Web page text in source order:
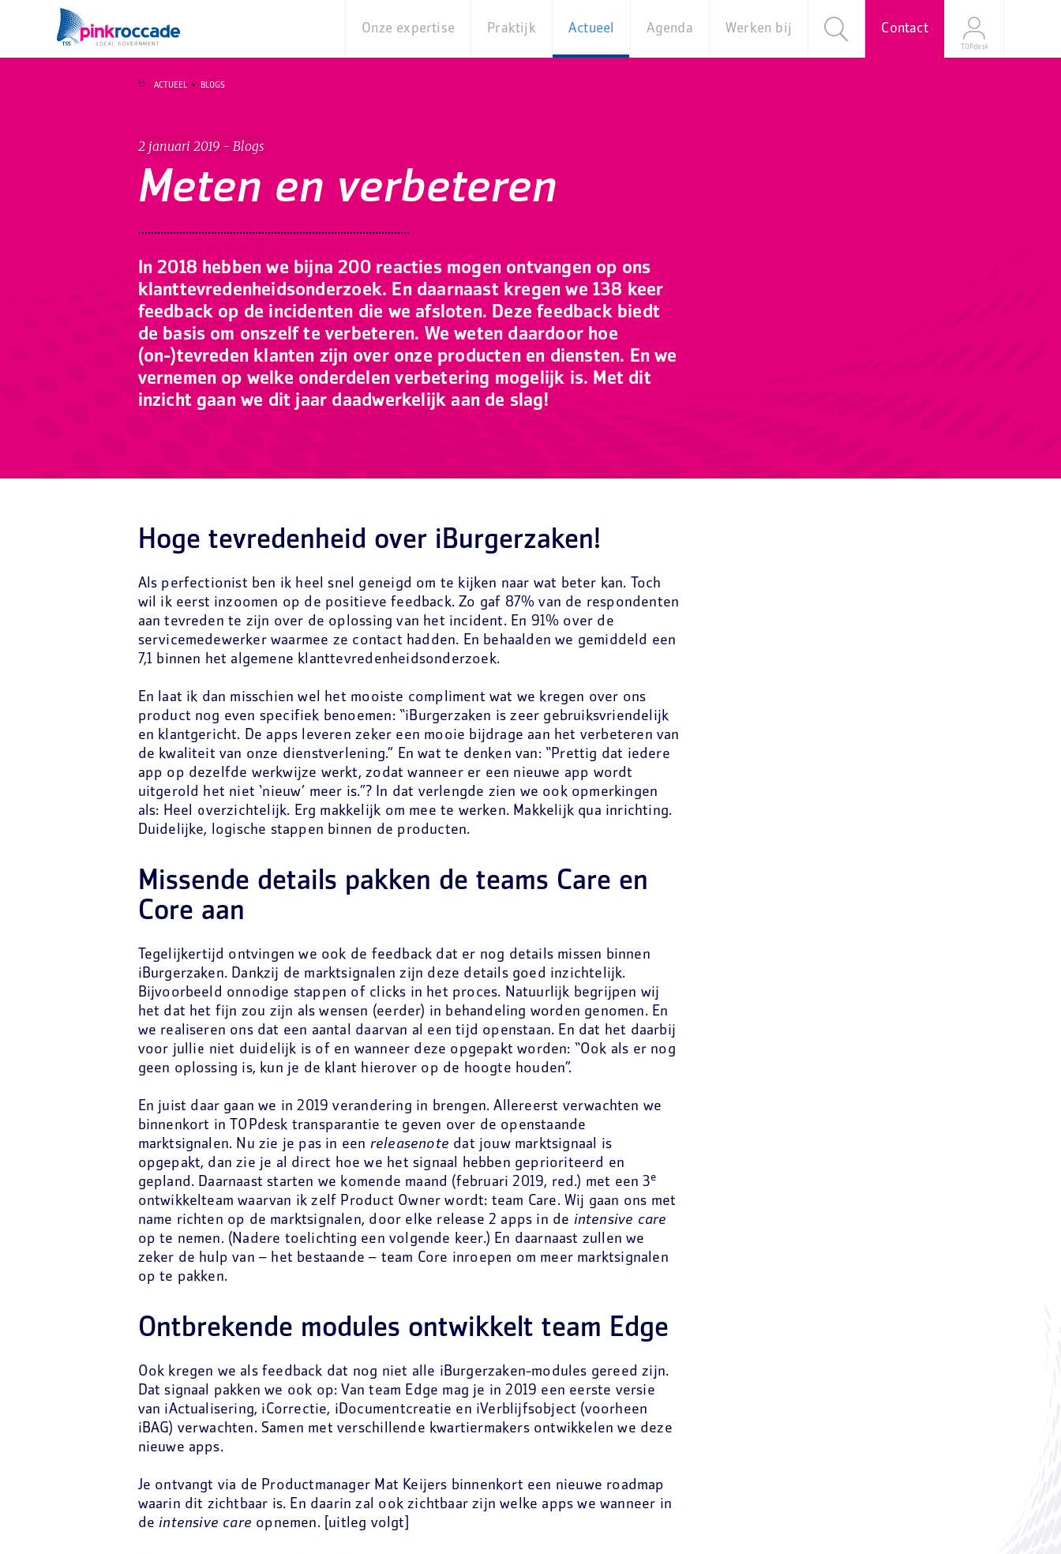
Onze expertise
Thema's
Praktijk
Practices
iBurgerzaken
Actueel Agenda Werken bij Contact
TOPdesk
2 januari 2019 - Blogs
Meten en verbeteren
In 2018 hebben we bijna 200 reacties mogen ontvangen op ons
klanttevredenheidsonderzoek. En daarnaast kregen we 138 keer
feedback op de incidenten die we afsloten. Deze feedback biedt
de basis om onszelf te verbeteren. We weten daardoor hoe
(on-)tevreden klanten zijn over onze producten en diensten. En we
vernemen op welke onderdelen verbetering mogelijk is. Met dit
inzicht gaan we dit jaar daadwerkelijk aan de slag!
ACTUEEL BLOGS
Hoge tevredenheid over iBurgerzaken!
Als perfectionist ben ik heel snel geneigd om te kijken naar wat beter kan. Toch
wil ik eerst inzoomen op de positieve feedback. Zo gaf 87% van de respondenten
aan tevreden te zijn over de oplossing van het incident. En 91% over de
servicemedewerker waarmee ze contact hadden. En behaalden we gemiddeld een
7,1 binnen het algemene klanttevredenheidsonderzoek.
En laat ik dan misschien wel het mooiste compliment wat we kregen over ons
product nog even specifiek benoemen: “iBurgerzaken is zeer gebruiksvriendelijk
en klantgericht. De apps leveren zeker een mooie bijdrage aan het verbeteren van
de kwaliteit van onze dienstverlening.” En wat te denken van: “Prettig dat iedere
app op dezelfde werkwijze werkt, zodat wanneer er een nieuwe app wordt
uitgerold het niet ‘nieuw’ meer is.”? In dat verlengde zien we ook opmerkingen
als: Heel overzichtelijk. Erg makkelijk om mee te werken. Makkelijk qua inrichting.
Duidelijke, logische stappen binnen de producten.
Missende details pakken de teams Care en
Core aan
Tegelijkertijd ontvingen we ook de feedback dat er nog details missen binnen
iBurgerzaken. Dankzij de marktsignalen zijn deze details goed inzichtelijk.
Bijvoorbeeld onnodige stappen of clicks in het proces. Natuurlijk begrijpen wij
het dat het fijn zou zijn als wensen (eerder) in behandeling worden genomen. En
we realiseren ons dat een aantal daarvan al een tijd openstaan. En dat het daarbij
voor jullie niet duidelijk is of en wanneer deze opgepakt worden: “Ook als er nog
geen oplossing is, kun je de klant hierover op de hoogte houden”.
En juist daar gaan we in 2019 verandering in brengen. Allereerst verwachten we
binnenkort in TOPdesk transparantie te geven over de openstaande
marktsignalen. Nu zie je pas in een releasenote dat jouw marktsignaal is
opgepakt, dan zie je al direct hoe we het signaal hebben geprioriteerd en
gepland. Daarnaast starten we komende maand (februari 2019, red.) met een 3e
ontwikkelteam waarvan ik zelf Product Owner wordt: team Care. Wij gaan ons met
name richten op de marktsignalen, door elke release 2 apps in de intensive care
op te nemen. (Nadere toelichting een volgende keer.) En daarnaast zullen we
zeker de hulp van – het bestaande – team Core inroepen om meer marktsignalen
op te pakken.
Ontbrekende modules ontwikkelt team Edge
Ook kregen we als feedback dat nog niet alle iBurgerzaken-modules gereed zijn.
Dat signaal pakken we ook op: Van team Edge mag je in 2019 een eerste versie
van iActualisering, iCorrectie, iDocumentcreatie en iVerblijfsobject (voorheen
iBAG) verwachten. Samen met verschillende kwartiermakers ontwikkelen we deze
nieuwe apps.
Je ontvangt via de Productmanager Mat Keijers binnenkort een nieuwe roadmap
waarin dit zichtbaar is. En daarin zal ook zichtbaar zijn welke apps we wanneer in
de intensive care opnemen. [uitleg volgt]